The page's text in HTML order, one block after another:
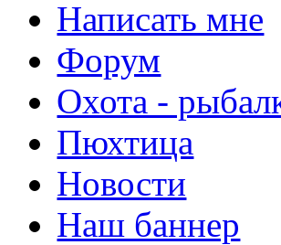
Написать мне
Форум
Охота -
Пюхтица
Новости
Наш баннер